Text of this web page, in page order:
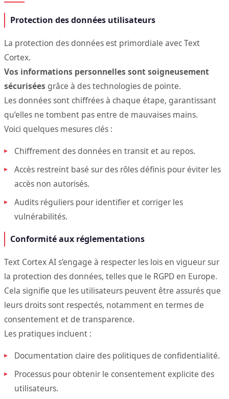
Protection des données utilisateurs
La protection des données est primordiale avec Text
Cortex.
Vos informations personnelles sont soigneusement
sécurisées grâce à des technologies de pointe.
Les données sont chiffrées à chaque étape, garantissant
qu’elles ne tombent pas entre de mauvaises mains.
Voici quelques mesures clés :
Chiffrement des données en transit et au repos.
Accès restreint basé sur des rôles définis pour éviter les
accès non autorisés.
Audits réguliers pour identifier et corriger les
vulnérabilités.
Conformité aux réglementations
Text Cortex AI s’engage à respecter les lois en vigueur sur
la protection des données, telles que le RGPD en Europe.
Cela signifie que les utilisateurs peuvent être assurés que
leurs droits sont respectés, notamment en termes de
consentement et de transparence.
Les pratiques incluent :
Documentation claire des politiques de confidentialité.
Processus pour obtenir le consentement explicite des
utilisateurs.